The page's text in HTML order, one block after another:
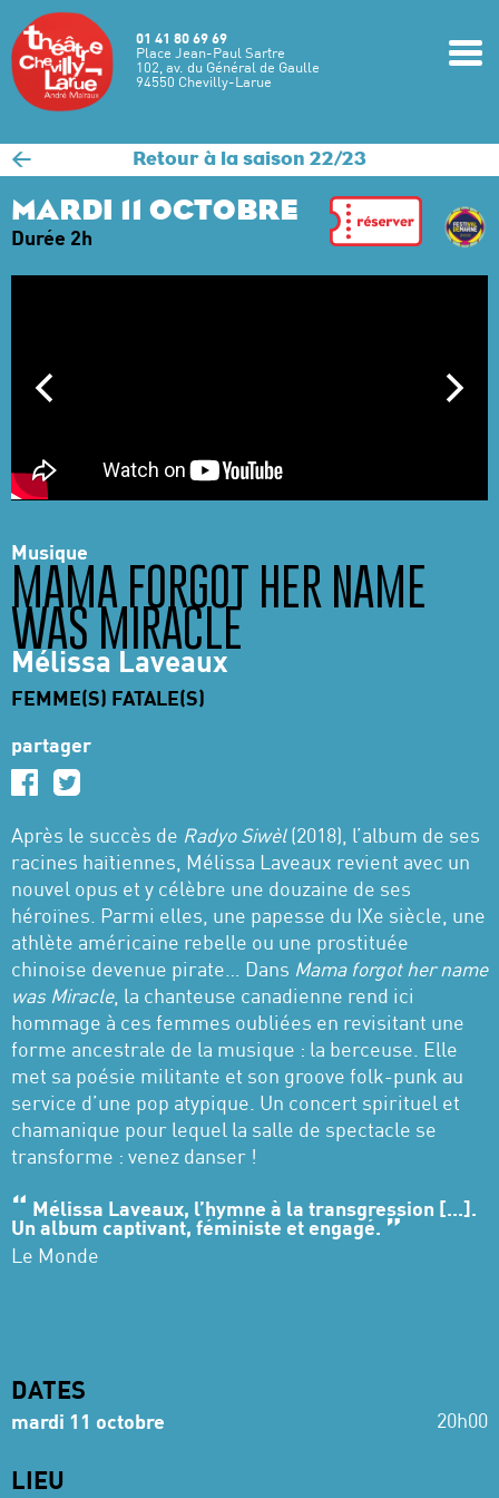
Aller au contenu principal
01 41 80 69 69
Place Jean-Paul Sartre
102, av. du Général de Gaulle
94550 Chevilly-Larue
< Retour à la saison 22/23
MARDI 11 OCTOBRE
Durée 2h
Musique
MAMA FORGOT HER NAME
WAS MIRACLE
Mélissa Laveaux
FEMME(S) FATALE(S)
partager
Après le succès de Radyo Siwèl(2018), l’album de ses
racines haïtiennes, Mélissa Laveaux revient avec un
nouvel opus et y célèbre une douzaine de ses
héroïnes. Parmi elles, une papesse du IXe siècle, une
athlète américaine rebelle ou une prostituée
chinoise devenue pirate… Dans Mama forgot her name
was Miracle, la chanteuse canadienne rend ici
hommage à ces femmes oubliées en revisitant une
forme ancestrale de la musique : la berceuse. Elle
met sa poésie militante et son groove folk-punk au
service d’une pop atypique. Un concert spirituel et
chamanique pour lequel la salle de spectacle se
transforme : venez danser !
Mélissa Laveaux, l’hymne à la transgression [...].
Un album captivant, féministe et engagé.
Le Monde
DATES
mardi 11 octobre 20h00
LIEU